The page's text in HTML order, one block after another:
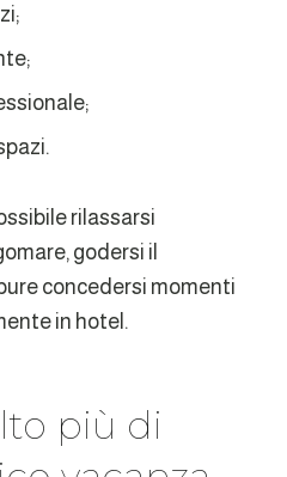
rilassarsi
godersi il
concedersi momenti
in hotel.
più di